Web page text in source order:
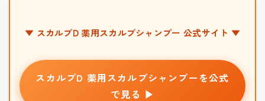
▼ スカルプD 薬用スカルプシャンプー 公式サイト ▼
スカルプD 薬用スカルプシャンプーを公式
で見る ▶